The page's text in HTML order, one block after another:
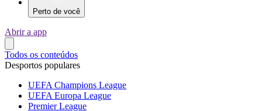
Perto de você
Abrir a app
Todos os conteúdos
Desportos populares
UEFA Champions League
UEFA Europa League
Premier League